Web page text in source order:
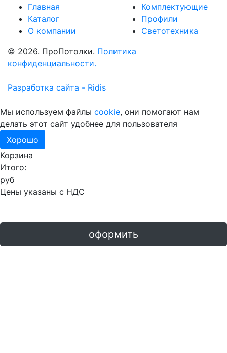
Главная
Каталог
О компании
Комплектующие
Профили
Светотехника
© 2026. ПроПотолки. Политика
конфиденциальности.
Разработка сайта - Ridis
Мы используем файлы cookie, они помогают нам
делать этот сайт удобнее для пользователя
Хорошо
Корзина
Итого:
руб
Цены указаны с НДС
оформить